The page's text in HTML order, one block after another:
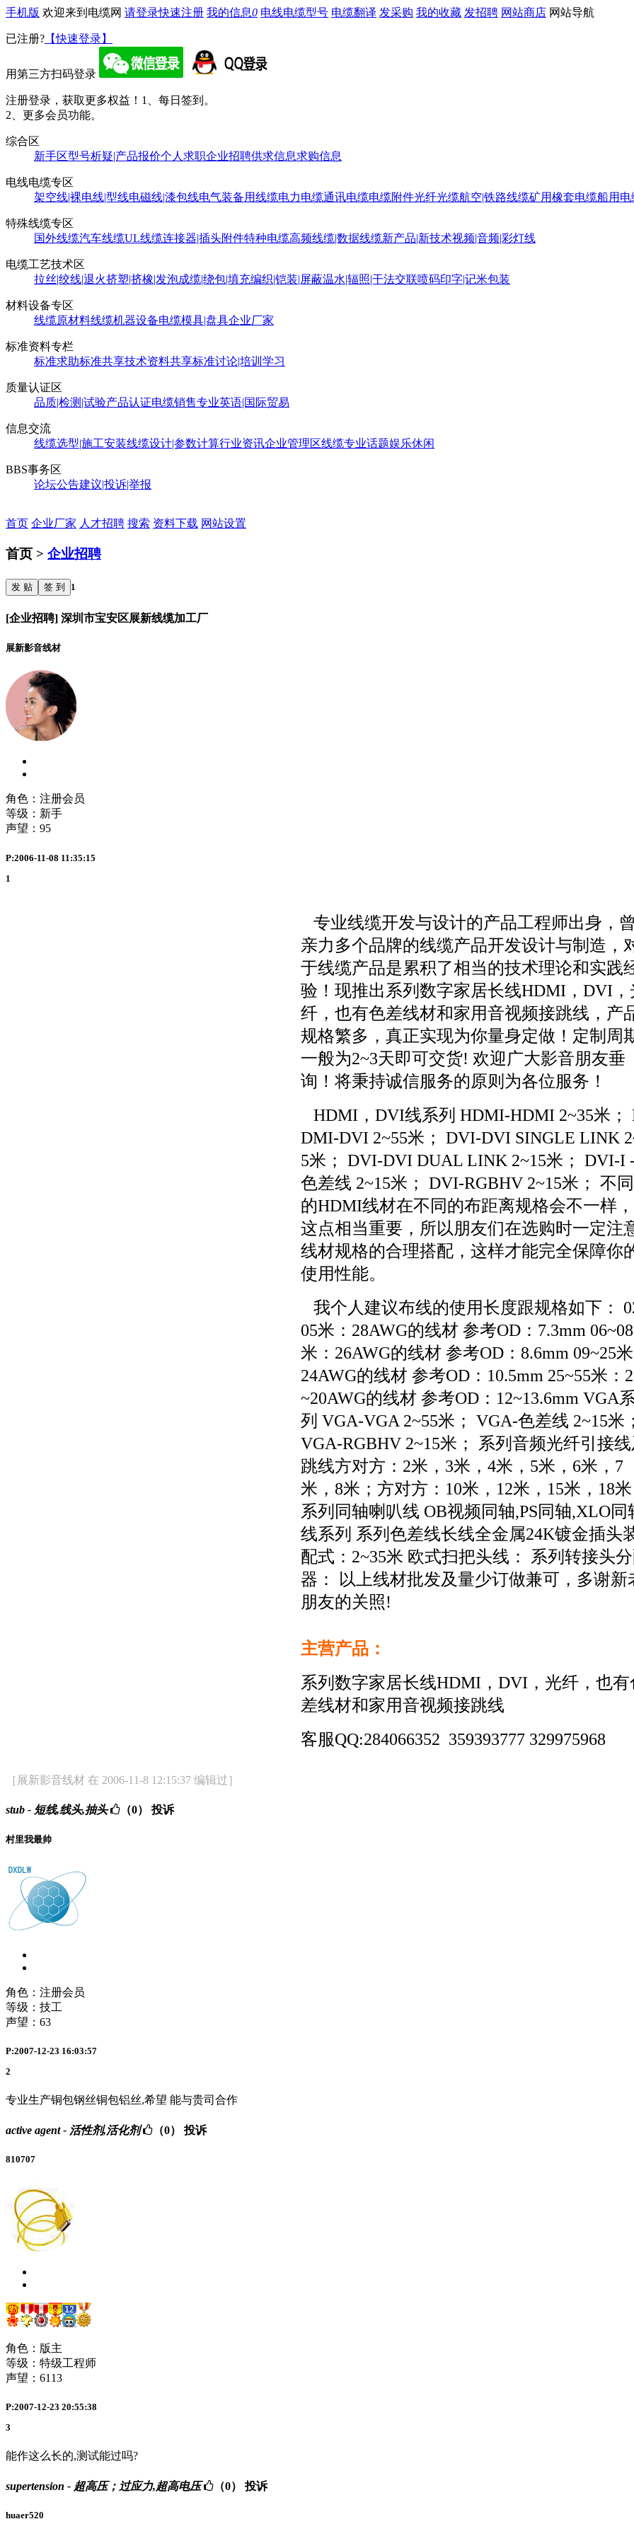
手机版 欢迎来到电缆网 请登录快速注册 我的信息0 电线电缆型号 电缆翻译 发采购 我的收藏 发招聘 网站商店 网站导航
已注册? 【快速登录】
用第三方扫码登录
注册登录，获取更多权益！ 1、每日签到。
2、更多会员功能。
综合区
新手区型号析疑|产品报价个人求职企业招聘供求信息求购信息
电线电缆专区
架空线|裸电线|型线电磁线|漆包线电气装备用线缆电力电缆通讯电缆电缆附件光纤光缆航空|铁路线缆矿用橡套电缆船用电
特殊线缆专区
国外线缆汽车线缆UL线缆连接器|插头附件特种电缆高频线缆|数据线缆新产品|新技术视频|音频|彩灯线
电缆工艺技术区
拉丝|绞线|退火挤塑|挤橡|发泡成缆|绕包|填充编织|铠装|屏蔽温水|辐照|干法交联喷码印字|记米包装
材料设备专区
线缆原材料线缆机器设备电缆模具|盘具企业厂家
标准资料专栏
标准求助标准共享技术资料共享标准讨论|培训学习
质量认证区
品质|检测|试验产品认证电缆销售专业英语|国际贸易
信息交流
线缆选型|施工安装线缆设计|参数计算行业资讯企业管理区线缆专业话题娱乐休闲
BBS事务区
论坛公告建议|投诉|举报
首页 企业厂家 人才招聘 搜索 资料下载 网站设置
首页 > 企业招聘
发 贴 签 到 1
[企业招聘] 深圳市宝安区展新线缆加工厂
展新影音线材
角色：注册会员
等级：新手
声望： 95
P:2006-11-08 11:35:15
1
专业线缆开发与设计的产品工程师出身，
亲力多个品牌的线缆产品开发设计与制造，
于线缆产品是累积了相当的技术理论和实践
验！现推出系列数字家居长线HDMI，DVI，
纤，也有色差线材和家用音视频接跳线，产
规格繁多，真正实现为你量身定做！定制周
一般为2~3天即可交货! 欢迎广大影音朋友垂
询！将秉持诚信服务的原则为各位服务！
HDMI，DVI线系列 HDMI-HDMI 2~35米；
DMI-DVI 2~55米； DVI-DVI SINGLE LINK
5米； DVI-DVI DUAL LINK 2~15米； DVI-I
色差线 2~15米； DVI-RGBHV 2~15米； 不同
的HDMI线材在不同的布距离规格会不一样，
这点相当重要，所以朋友们在选购时一定注
线材规格的合理搭配，这样才能完全保障你
使用性能。
我个人建议布线的使用长度跟规格如下：
05米：28AWG的线材 参考OD：7.3mm 06~08
米：26AWG的线材 参考OD：8.6mm 09~25
24AWG的线材 参考OD：10.5mm 25~55米：
~20AWG的线材 参考OD：12~13.6mm VGA
列 VGA-VGA 2~55米； VGA-色差线 2~15米
VGA-RGBHV 2~15米； 系列音频光纤引接
跳线方对方：2米，3米，4米，5米，6米，7
米，8米；方对方：10米，12米，15米，18
系列同轴喇叭线 OB视频同轴,PS同轴,XLO同
线系列 系列色差线长线全金属24K镀金插头
配式：2~35米 欧式扫把头线： 系列转接头
器： 以上线材批发及量少订做兼可，多谢新
朋友的关照!
主营产品：
系列数字家居长线HDMI，DVI，光纤，也有
差线材和家用音视频接跳线
客服QQ:284066352 359393777 329975968
［展新影音线材 在 2006-11-8 12:15:37 编辑过］
stub - 短线,线头,抽头 （0） 投诉
村里我最帅
角色：注册会员
等级：技工
声望： 63
P:2007-12-23 16:03:57
2
专业生产铜包钢丝铜包铝丝,希望 能与贵司合作
active agent - 活性剂,活化剂 （0） 投诉
810707
角色：版主
等级：特级工程师
声望： 6113
P:2007-12-23 20:55:38
3
能作这么长的,测试能过吗?
supertension - 超高压；过应力,超高电压 （0） 投诉
huaer520